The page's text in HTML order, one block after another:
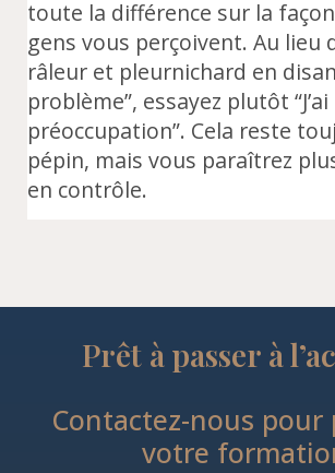
toute la différence sur la
gens vous perçoivent. Au lieu
râleur et pleurnichard en disant
problème”, essayez plutôt
préoccupation”. Cela reste
pépin, mais vous paraîtrez
en contrôle.
Prêt à passer à
Contactez-nous
votre